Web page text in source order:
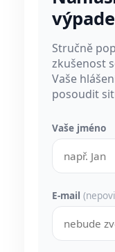
Stručně
zkušenost
Vaše
posoudit
Vaše jméno
E-mail